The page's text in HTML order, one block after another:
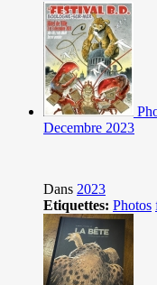
Decembre 2023
Dans 2023
Etiquettes: Photos